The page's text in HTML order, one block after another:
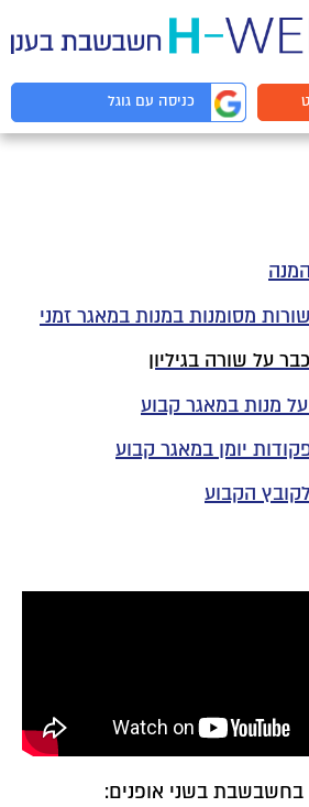
כניסה עם גוגל
מסומנות במנות במאגר זמני
על שורה בגיליון
מנות במאגר קבוע
יומן במאגר קבוע
הקבוע
בחשבשבת בשני אופנים: